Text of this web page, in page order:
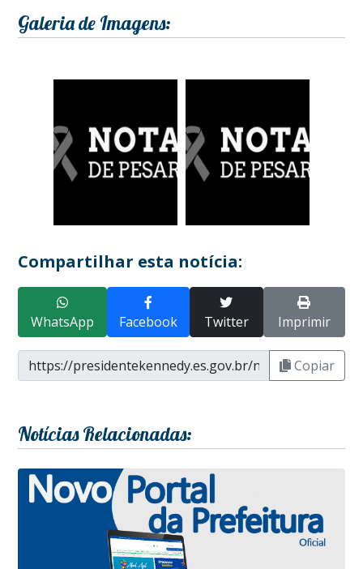
Galeria de Imagens:
Compartilhar esta notícia:
WhatsApp Facebook Twitter Imprimir
Copiar
Notícias Relacionadas: